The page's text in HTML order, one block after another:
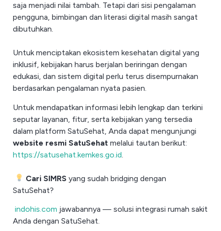
saja menjadi nilai tambah. Tetapi dari sisi pengalaman
pengguna, bimbingan dan literasi digital masih sangat
dibutuhkan.
Untuk menciptakan ekosistem kesehatan digital yang
inklusif, kebijakan harus berjalan beriringan dengan
edukasi, dan sistem digital perlu terus disempurnakan
berdasarkan pengalaman nyata pasien.
Untuk mendapatkan informasi lebih lengkap dan terkini
seputar layanan, fitur, serta kebijakan yang tersedia
dalam platform SatuSehat, Anda dapat mengunjungi
website resmi SatuSehat melalui tautan berikut:
https://satusehat.kemkes.go.id
Cari SIMRSyang sudah bridging dengan
SatuSehat?
indohis.com jawabannya — solusi integrasi rumah sakit
Anda dengan SatuSehat.